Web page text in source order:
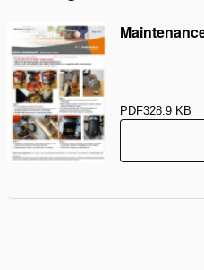
PDF328.9 KB